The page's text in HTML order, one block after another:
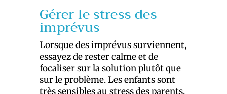
Gérer le stress des
imprévus
Lorsque des imprévus surviennent,
essayez de rester calme et de
focaliser sur la solution plutôt que
sur le problème. Les enfants sont
très sensibles au stress des parents,